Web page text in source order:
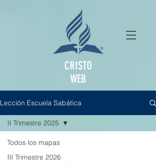
CRISTO
WEB
Lección Escuela Sabática
Todos los mapas
III Trimestre 2026
II Trimestre 2025